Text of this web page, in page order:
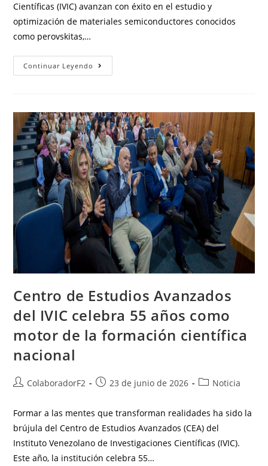
Científicas (IVIC) avanzan con éxito en el estudio y
optimización de materiales semiconductores conocidos
como perovskitas,…
Continuar Leyendo
Centro de Estudios Avanzados
del IVIC celebra 55 años como
motor de la formación científica
nacional
ColaboradorF2 23 de junio de 2026 Noticia
Formar a las mentes que transforman realidades ha sido la
brújula del Centro de Estudios Avanzados (CEA) del
Instituto Venezolano de Investigaciones Científicas (IVIC).
Este año, la institución celebra 55…